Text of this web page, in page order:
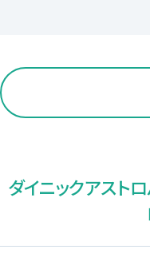
ダイニックアスト